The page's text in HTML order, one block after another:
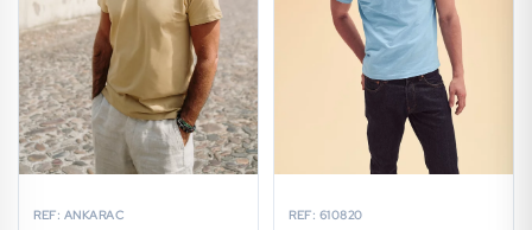
REF: ANKARAC REF: 610820